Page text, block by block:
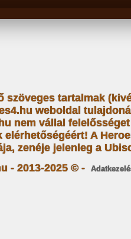
szöveges tartalmak
weboldal
nem vállal
A
zenéje jelenleg a
- 2013-2025 © -